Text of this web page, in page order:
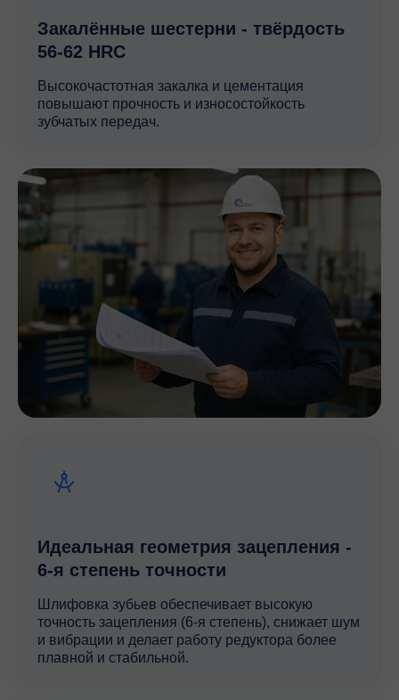
Закалённые шестерни - твёрдость
56-62 HRC
Высокочастотная закалка и цементация
повышают прочность и износостойкость
зубчатых передач.
Идеальная геометрия зацепления -
6-я степень точности
Шлифовка зубьев обеспечивает высокую
точность зацепления (6-я степень), снижает шум
и вибрации и делает работу редуктора более
плавной и стабильной.